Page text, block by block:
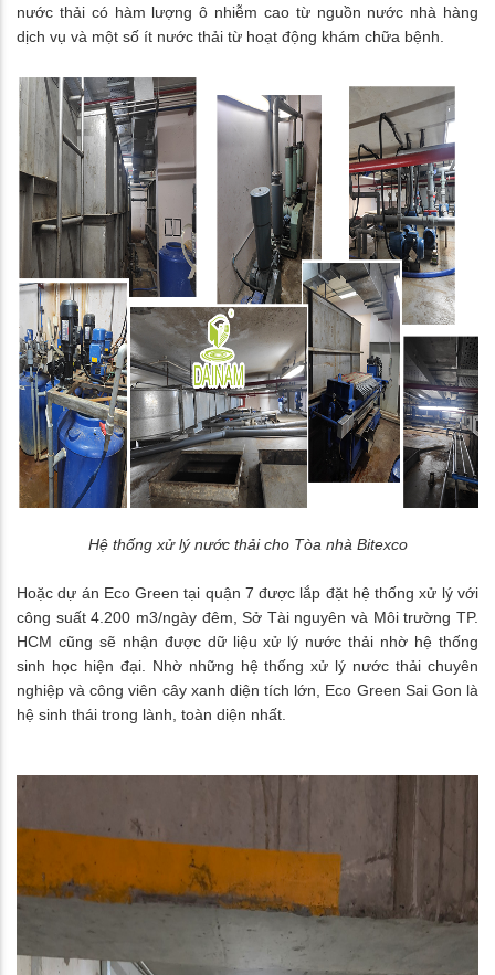
nước thải có hàm lượng ô nhiễm cao từ nguồn nước nhà hàng
dịch vụ và một số ít nước thải từ hoạt động khám chữa bệnh.
Hệ thống xử lý nước thải cho Tòa nhà Bitexco
Hoặc dự án Eco Green tại quận 7 được lắp đặt hệ thống xử lý với
công suất 4.200 m3/ngày đêm, Sở Tài nguyên và Môi trường TP.
HCM cũng sẽ nhận được dữ liệu xử lý nước thải nhờ hệ thống
sinh học hiện đại. Nhờ những hệ thống xử lý nước thải chuyên
nghiệp và công viên cây xanh diện tích lớn, Eco Green Sai Gon là
hệ sinh thái trong lành, toàn diện nhất.